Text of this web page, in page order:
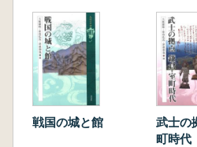
戦国の城と館
武士の
町時代